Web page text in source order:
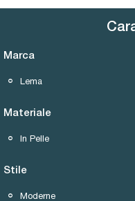
Marca
Lema
Materiale
In Pelle
Stile
Moderne